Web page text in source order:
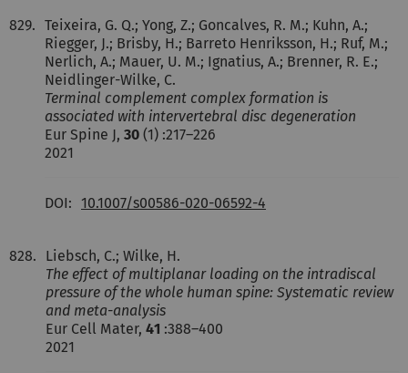
829. Teixeira, G. Q.; Yong, Z.; Goncalves, R. M.; Kuhn, A.;
Riegger, J.; Brisby, H.; Barreto Henriksson, H.; Ruf, M.;
Nerlich, A.; Mauer, U. M.; Ignatius, A.; Brenner, R. E.;
Neidlinger-Wilke, C.
Terminal complement complex formation is
associated with intervertebral disc degeneration
Eur Spine J, 30 (1) :217–226
2021
DOI: 10.1007/s00586-020-06592-4
828.
Liebsch, C.; Wilke, H.
The effect of multiplanar loading on the intradiscal
pressure of the whole human spine: Systematic review
and meta-analysis
Eur Cell Mater, 41 :388–400
2021